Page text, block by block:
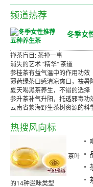
频道热荐
冬季女
禅茶盲目: 茶禅一事
消失的艺术 "精华" 茶道
参桂茶有益气温中的作用功效
薄荷绿茶口感清凉爽口，祛暑
夏天喝黑茶养生，不错的选择
参升茶补气升阳，托透邪毒功
云南省蒙海野生茶树资源的科
热搜风向标
茶叶
的14种滋味类型